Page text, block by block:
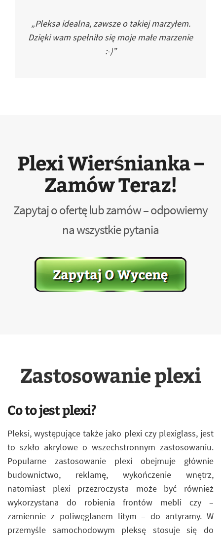
„Pleksa idealna, zawsze o takiej marzyłem.
Dzięki wam spełniło się moje małe marzenie
:-)”
Plexi Wierśnianka –
Zamów Teraz!
Zapytaj o ofertę lub zamów – odpowiemy
na wszystkie pytania
Zastosowanie plexi
Co to jest plexi?
Pleksi, występujące także jako plexi czy plexiglass, jest
to szkło akrylowe o wszechstronnym zastosowaniu.
Popularne zastosowanie plexi obejmuje głównie
budownictwo, reklamę, wykończenie wnętrz,
natomiast plexi przezroczysta może być również
wykorzystana do robienia frontów mebli czy –
zamiennie z poliwęglanem litym – do antyramy. W
przemyśle samochodowym pleksę stosuje się do